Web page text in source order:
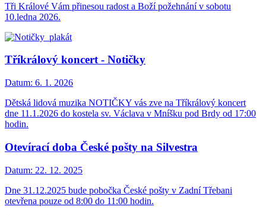
Tři Králové Vám přinesou radost a Boží požehnání v sobotu
10.ledna 2026.
Tříkrálový koncert - Notičky
Datum: 6. 1. 2026
Dětská lidová muzika NOTIČKY vás zve na Tříkrálový koncert
dne 11.1.2026 do kostela sv. Václava v Mníšku pod Brdy od 17:00
hodin.
Otevírací doba České pošty na Silvestra
Datum: 22. 12. 2025
Dne 31.12.2025 bude pobočka České pošty v Zadní Třebani
otevřena pouze od 8:00 do 11:00 hodin.